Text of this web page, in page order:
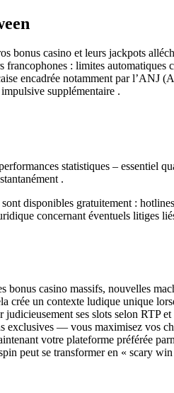
bonus casino et leurs jackpots
: limites automatiques
encadrée notamment par l’ANJ
supplémentaire .
statistiques – essentiel
.
disponibles gratuitement :
concernant éventuels litiges
casino massifs, nouvelles
un contexte ludique unique
ses slots selon RTP
— vous maximisez vos
votre plateforme préférée
peut se transformer en « scary